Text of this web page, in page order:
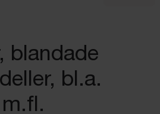
blandade
bl.a.